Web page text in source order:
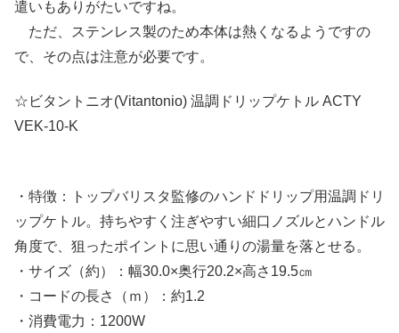
遣いもありがたいですね。
ただ、ステンレス製のため本体は熱くなるようですの
で、その点は注意が必要です。
☆ビタントニオ(Vitantonio) 温調ドリップケトル ACTY
VEK-10-K
・特徴：トップバリスタ監修のハンドドリップ用温調ドリ
ップケトル。持ちやすく注ぎやすい細口ノズルとハンドル
角度で、狙ったポイントに思い通りの湯量を落とせる。
・サイズ（約）：幅30.0×奥行20.2×高さ19.5㎝
・コードの長さ（ｍ）：約1.2
・消費電力：1200W